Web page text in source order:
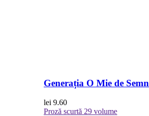
Generația O Mie de
lei 9.60
Proză scurtă 29 volume